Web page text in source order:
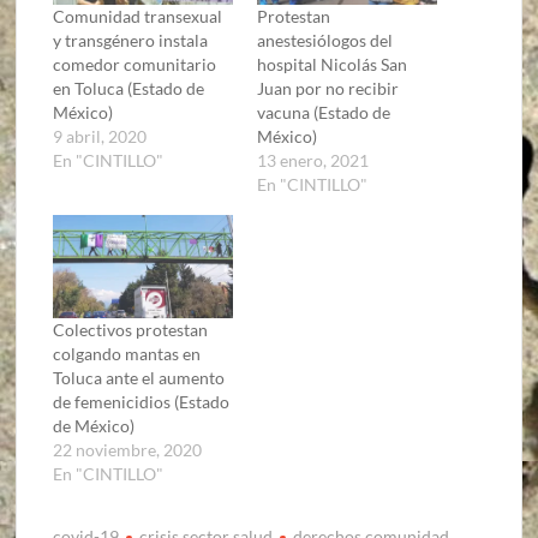
Comunidad transexual
y transgénero instala
comedor comunitario
en Toluca (Estado de
México)
9 abril, 2020
En "CINTILLO"
Protestan
anestesiólogos del
hospital Nicolás San
Juan por no recibir
vacuna (Estado de
México)
13 enero, 2021
En "CINTILLO"
Colectivos protestan
colgando mantas en
Toluca ante el aumento
de femenicidios (Estado
de México)
22 noviembre, 2020
En "CINTILLO"